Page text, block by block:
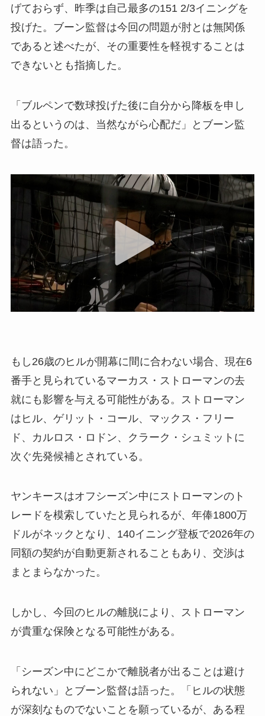
げておらず、昨季は自己最多の151 2/3イニングを
投げた。ブーン監督は今回の問題が肘とは無関係
であると述べたが、その重要性を軽視することは
できないとも指摘した。
「ブルペンで数球投げた後に自分から降板を申し
出るというのは、当然ながら心配だ」とブーン監
督は語った。
もし26歳のヒルが開幕に間に合わない場合、現在6
番手と見られているマーカス・ストローマンの去
就にも影響を与える可能性がある。ストローマン
はヒル、ゲリット・コール、マックス・フリー
ド、カルロス・ロドン、クラーク・シュミットに
次ぐ先発候補とされている。
ヤンキースはオフシーズン中にストローマンのト
レードを模索していたと見られるが、年俸1800万
ドルがネックとなり、140イニング登板で2026年の
同額の契約が自動更新されることもあり、交渉は
まとまらなかった。
しかし、今回のヒルの離脱により、ストローマン
が貴重な保険となる可能性がある。
「シーズン中にどこかで離脱者が出ることは避け
られない」とブーン監督は語った。「ヒルの状態
が深刻なものでないことを願っているが、ある程